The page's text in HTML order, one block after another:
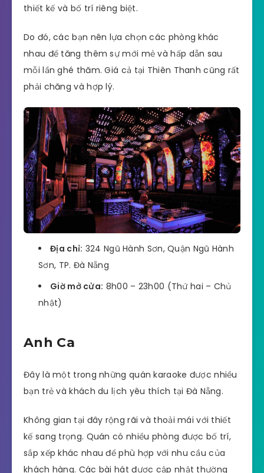
thiết kế và bố trí riêng biệt.
Do đó, các bạn nên lựa chọn các phòng khác
nhau để tăng thêm sự mới mẻ và hấp dẫn sau
mỗi lần ghé thăm. Giá cả tại Thiên Thanh cũng rất
phải chăng và hợp lý.
Địa chỉ: 324 Ngũ Hành Sơn, Quận Ngũ Hành
Sơn, TP. Đà Nẵng
Giờ mở cửa: 8h00 – 23h00 (Thứ hai – Chủ
nhật)
Anh Ca
Đây là một trong những quán karaoke được nhiều
bạn trẻ và khách du lịch yêu thích tại Đà Nẵng.
Không gian tại đây rộng rãi và thoải mái với thiết
kế sang trọng. Quán có nhiều phòng được bố trí,
sắp xếp khác nhau để phù hợp với nhu cầu của
khách hàng. Các bài hát được cập nhật thường